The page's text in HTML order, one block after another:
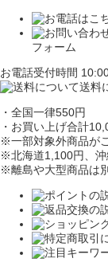
フォーム
お電話受付時間
送料
・全国一律550円
・お買い上げ合計
※一部対象外商品が
※北海道1,100円 、
※離島や大型商品は